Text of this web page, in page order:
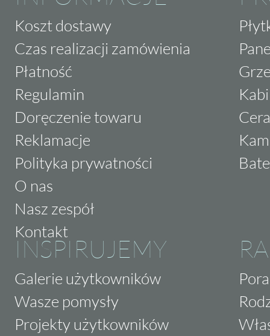
Koszt dostawy
Czas realizacji zamówienia
Płatność
Regulamin
Doręczenie towaru
Reklamacje
Polityka prywatności
O nas
Nasz zespół
Kontakt
INSPIRUJEMY
Galerie użytkowników
Wasze pomysły
Projekty użytkowników